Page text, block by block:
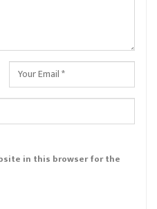
in this browser for the